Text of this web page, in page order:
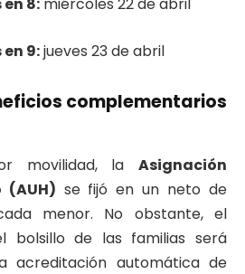
8: miércoles 22 de abril
9:jueves 23 de abril
complementarios
movilidad, la Asignación
(AUH) se fijó en un neto de
menor. No obstante, el
bolsillo de las familias será
acreditación automática de